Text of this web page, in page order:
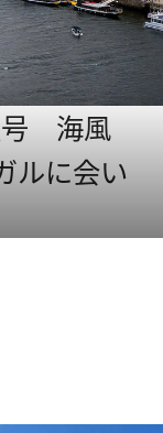
号 海風
ルに会い